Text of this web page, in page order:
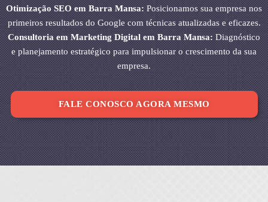
Otimização SEO em Barra Mansa:Posicionamos sua empresa nos
primeiros resultados do Google com técnicas atualizadas e eficazes.
Consultoria em Marketing Digital em Barra Mansa:Diagnóstico
e planejamento estratégico para impulsionar o crescimento da sua
empresa.
FALE CONOSCO AGORA MESMO